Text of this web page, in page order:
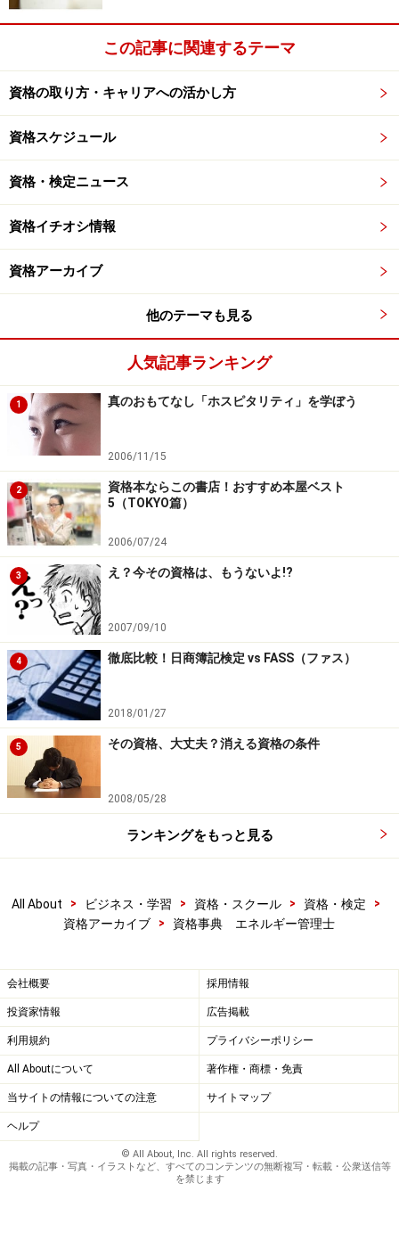
この記事に関連するテーマ
資格の取り方・キャリアへの活かし方
資格スケジュール
資格・検定ニュース
資格イチオシ情報
資格アーカイブ
他のテーマも見る
人気記事ランキング
1 真のおもてなし「ホスピタリティ」を学ぼう
2006/11/15
2
資格本ならこの書店！おすすめ本屋ベスト
5（TOKYO篇）
2006/07/24
3 え？今その資格は、もうないよ!?
2007/09/10
4 徹底比較！日商簿記検定 vs FASS（ファス）
2018/01/27
5 その資格、大丈夫？消える資格の条件
2008/05/28
ランキングをもっと見る
All About > ビジネス・学習 > 資格・スクール > 資格・検定
>
資格アーカイブ
> 資格事典 エネルギー管理士
会社概要 採用情報
投資家情報 広告掲載
利用規約 プライバシーポリシー
All Aboutについて 著作権・商標・免責
当サイトの情報についての注意 サイトマップ
ヘルプ
© All About, Inc. All rights reserved.
掲載の記事・写真・イラストなど、すべてのコンテンツの無断複写・転載・公衆送信等
を禁じます